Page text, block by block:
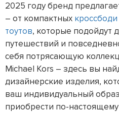
2025 году бренд
– от компактных кроссбоди
тоутов, которые подойдут
путешествий и
себя потрясающую
Michael Kors – здесь вы
дизайнерские изделия,
ваш индивидуальный
приобрести по-